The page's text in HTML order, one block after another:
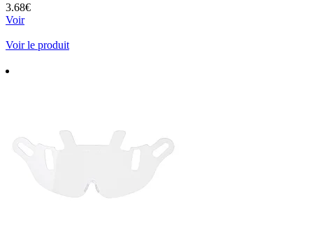
3.68€
Voir
Voir le produit